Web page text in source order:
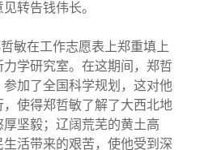
转告钱伟长。
敏在工作志愿表上郑重填上
力学研究室。在这期间，郑哲
加了全国科学规划，这对他
使得郑哲敏了解了大西北地
坚毅；辽阔荒芜的黄土高
活带来的艰苦，使他受到深